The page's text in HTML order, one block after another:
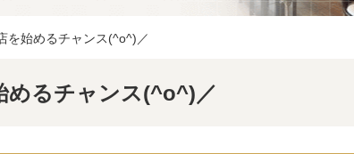
を始めるチャンス(^o^)／
めるチャンス(^o^)／